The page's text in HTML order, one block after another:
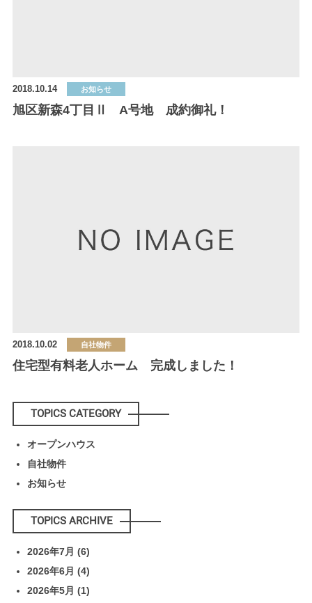
2018.10.14 お知らせ
旭区新森4丁目Ⅱ A号地 成約御礼！
2018.10.02 自社物件
住宅型有料老人ホーム 完成しました！
TOPICS CATEGORY
オープンハウス
自社物件
お知らせ
TOPICS ARCHIVE
2026年7月 (6)
2026年6月 (4)
2026年5月 (1)